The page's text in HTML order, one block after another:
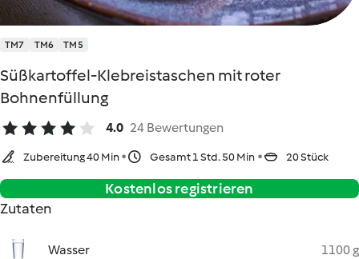
TM7 TM6 TM5
Süßkartoffel-Klebreistaschen mit roter
Bohnenfüllung
4.0 24 Bewertungen
Zubereitung 40 Min Gesamt 1 Std. 50 Min 20 Stück
Kostenlos registrieren
Zutaten
Wasser 1100 g